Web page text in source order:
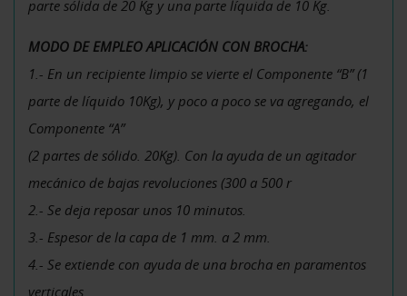
parte sólida de 20 Kg y una parte líquida de 10 Kg.
MODO DE EMPLEO APLICACIÓN CON BROCHA:
1.- En un recipiente limpio se vierte el Componente “B” (1
parte de líquido 10Kg), y poco a poco se va agregando, el
Componente “A”
(2 partes de sólido. 20Kg). Con la ayuda de un agitador
mecánico de bajas revoluciones (300 a 500 r
2.- Se deja reposar unos 10 minutos.
3.- Espesor de la capa de 1 mm. a 2 mm.
4.- Se extiende con ayuda de una brocha en paramentos
verticales.